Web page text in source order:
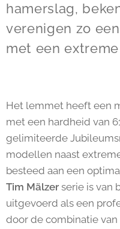
hamerslag,
verenigen zo
met een
Het lemmet heeft een
met een hardheid van
gelimiteerde
modellen naast
besteed aan een
Tim Mälzer serie is van
uitgevoerd als een
door de combinatie